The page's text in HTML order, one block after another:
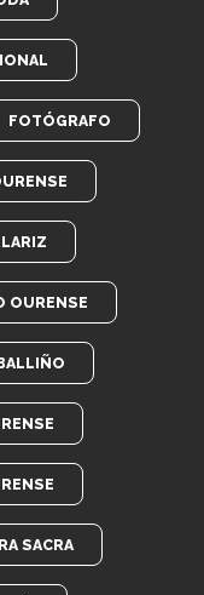
FOTÓGRAFO
OURENSE
SACRA